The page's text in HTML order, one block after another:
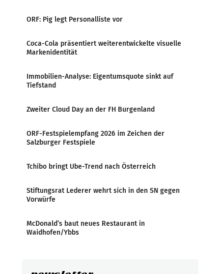
ORF: Pig legt Personalliste vor
Coca-Cola präsentiert weiterentwickelte visuelle
Markenidentität
Immobilien-Analyse: Eigentumsquote sinkt auf
Tiefstand
Zweiter Cloud Day an der FH Burgenland
ORF-Festspielempfang 2026 im Zeichen der
Salzburger Festspiele
Tchibo bringt Ube-Trend nach Österreich
Stiftungsrat Lederer wehrt sich in den SN gegen
Vorwürfe
McDonald’s baut neues Restaurant in
Waidhofen/Ybbs